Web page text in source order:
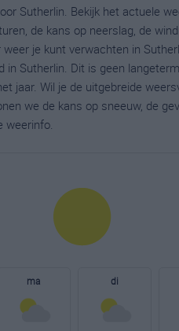
Sutherlin. Bekijk het actuele
de kans op neerslag, de
je kunt verwachten in
in Sutherlin. Dit is geen
jaar. Wil je de uitgebreide
we de kans op sneeuw, de
weerinfo.
ma di